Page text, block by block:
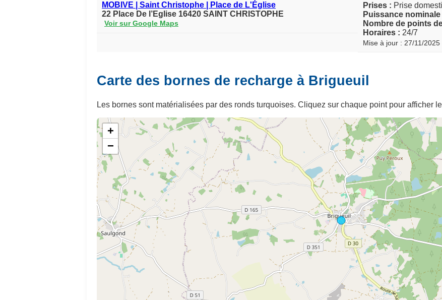
MOBIVE | Saint Christophe | Place de L'Église
22 Place De l’Eglise 16420 SAINT CHRISTOPHE
Voir sur Google Maps
Prises : Prise
Puissance nominale
Nombre de points
Horaires : 24/7
Mise à jour : 27/11/2025
Carte des bornes de recharge à Brigueuil
Les bornes sont matérialisées par des ronds turquoises. Cliquez sur chaque point pour afficher
+
−